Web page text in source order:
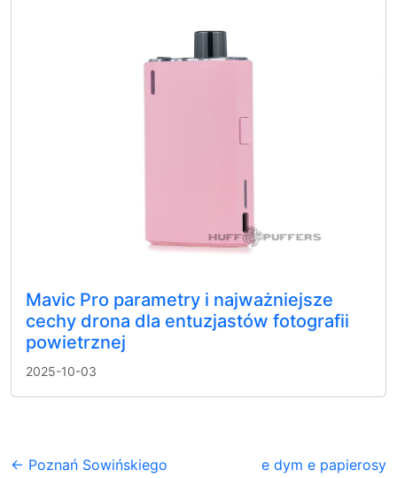
Mavic Pro parametry i najważniejsze
cechy drona dla entuzjastów fotografii
powietrznej
2025-10-03
← Poznań Sowińskiego e dym e papierosy